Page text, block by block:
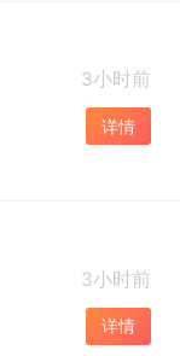
3小时前
详情
3小时前
详情